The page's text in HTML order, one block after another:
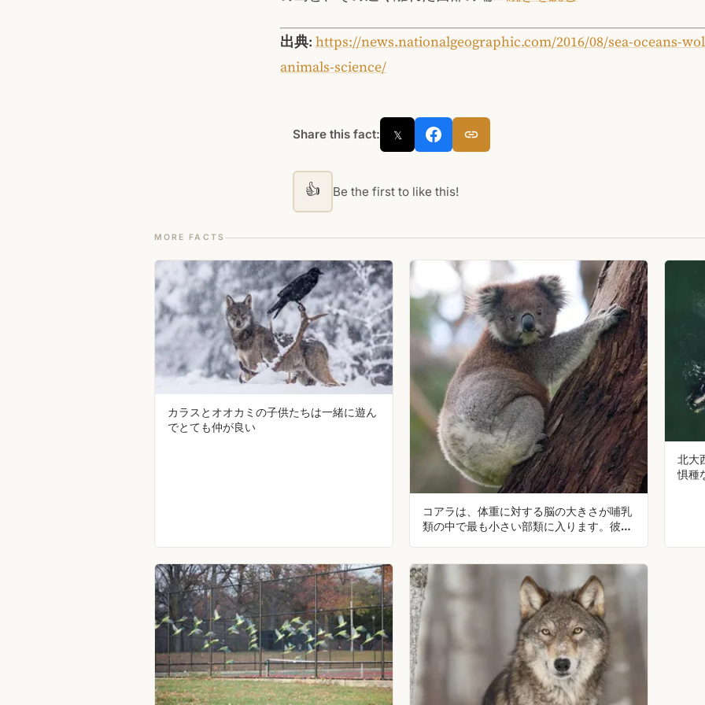
出典: https://news.nationalgeographic.com/2016/08/sea-oceans-
animals-science/
Share this fact: 𝕏
👍 Be the first to like this!
MORE FACTS
カラスとオオカミの子供たちは一緒に遊ん
でとても仲が良い
コアラは、体重に対する脳の大きさが哺乳
類の中で最も小さい部類に入ります。彼ら
べません。
北大
惧種